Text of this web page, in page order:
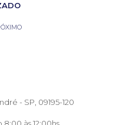
- SP, 09195-120